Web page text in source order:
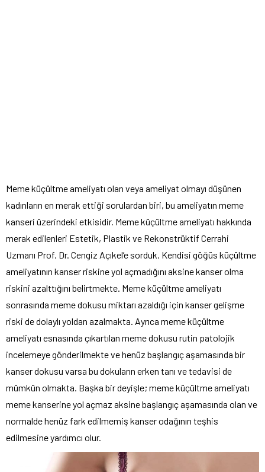
Meme küçültme ameliyatı olan veya ameliyat olmayı düşünen
kadınların en merak ettiği sorulardan biri, bu ameliyatın meme
kanseri üzerindeki etkisidir. Meme küçültme ameliyatı hakkında
merak edilenleri Estetik, Plastik ve Rekonstrüktif Cerrahi
Uzmanı Prof. Dr. Cengiz Açıkel’e sorduk. Kendisi göğüs küçültme
ameliyatının kanser riskine yol açmadığını aksine kanser olma
riskini azalttığını belirtmekte. Meme küçültme ameliyatı
sonrasında meme dokusu miktarı azaldığı için kanser gelişme
riski de dolaylı yoldan azalmakta. Ayrıca meme küçültme
ameliyatı esnasında çıkartılan meme dokusu rutin patolojik
incelemeye gönderilmekte ve henüz başlangıç aşamasında bir
kanser dokusu varsa bu dokuların erken tanı ve tedavisi de
mümkün olmakta. Başka bir deyişle; meme küçültme ameliyatı
meme kanserine yol açmaz aksine başlangıç aşamasında olan ve
normalde henüz fark edilmemiş kanser odağının teşhis
edilmesine yardımcı olur.